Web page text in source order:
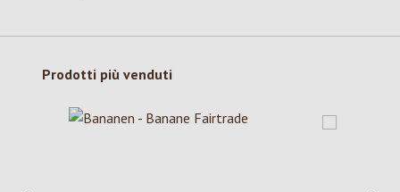
Salta la galleria dei prodotti
Prodotti più venduti